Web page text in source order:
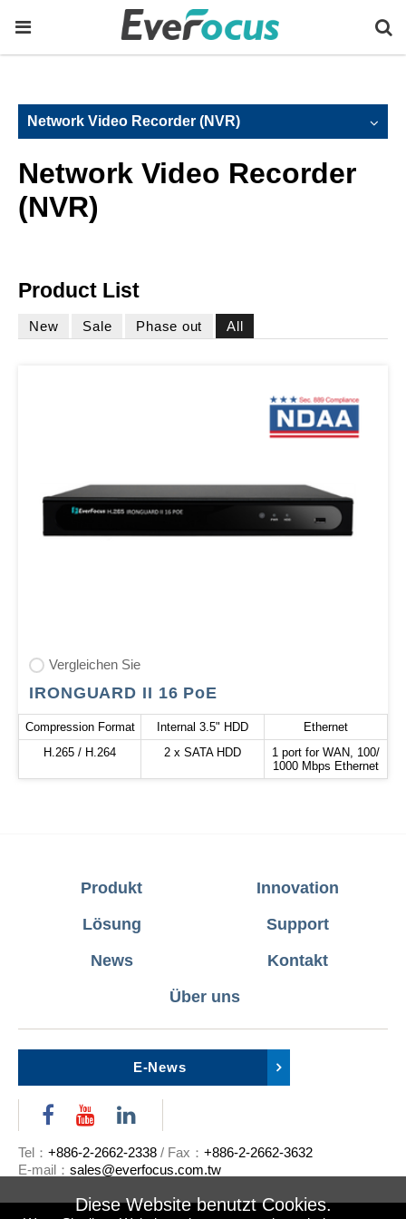
Network Video Recorder (NVR)
Network Video Recorder
(NVR)
Product List
New Sale Phase out All
Vergleichen Sie
IRONGUARD II 16 PoE
Compression Format Internal 3.5" HDD
Ethernet
H.265 / H.264
2 x SATA HDD
1 port for WAN, 100/
1000 Mbps Ethernet
Diese Website benutzt Cookies.
Produkt
Innovation
Lösung
Support
News
Kontakt
Über uns
E-News
Tel： +886-2-2662-2338 / Fax： +886-2-2662-3632
E-mail： sales@everfocus.com.tw